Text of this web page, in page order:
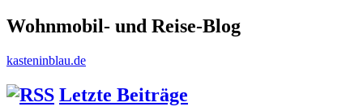
Wohnmobil- und Reise-Blog
kasteninblau.de
Letzte Beiträge